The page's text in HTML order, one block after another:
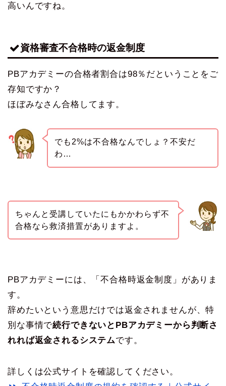
高いんですね。
資格審査不合格時の返金制度
PBアカデミーの合格者割合は98％だということをご
存知ですか？
ほぼみなさん合格してます。
でも2%は不合格なんでしょ？不安だ
わ…
ちゃんと受講していたにもかかわらず不
合格なら救済措置がありますよ。
PBアカデミーには、「不合格時返金制度」がありま
す。
辞めたいという意思だけでは返金されませんが、特
別な事情で続行できないとPBアカデミーから判断さ
れれば返金されるシステムです。
詳しくは公式サイトを確認してください。